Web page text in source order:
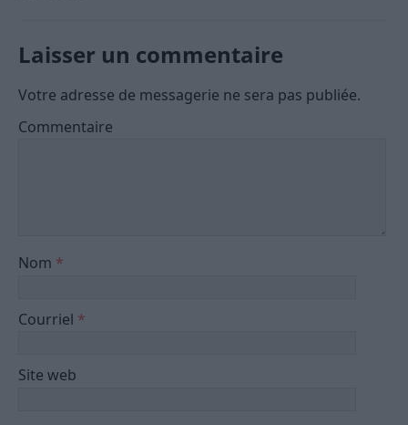
Laisser un commentaire
Votre adresse de messagerie ne sera pas publiée.
Commentaire
Nom *
Courriel *
Site web